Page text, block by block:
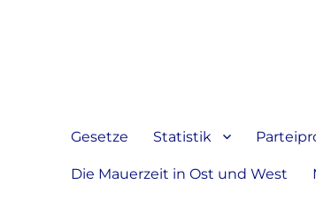
verbreiten
Gesetze Statistik
Die Mauerzeit in Ost und West